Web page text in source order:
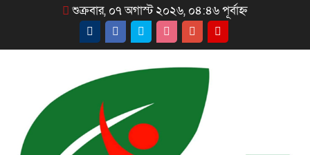
শুক্রবার, ০৭ অগাস্ট ২০২৬, ০৪:৪৬ পূর্বাহ্ন